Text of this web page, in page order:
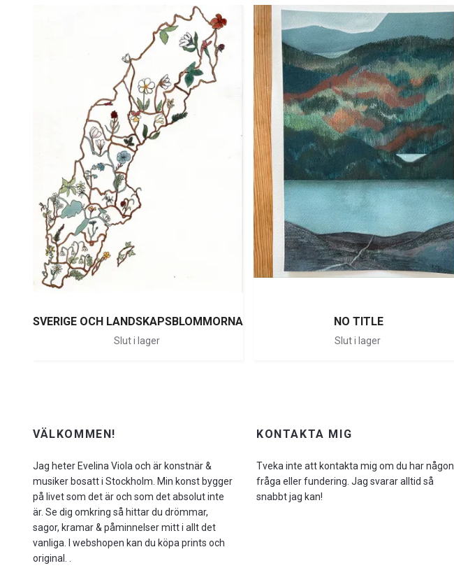
SVERIGE OCH LANDSKAPSBLOMMORNA
Slut i lager
NO TITLE
Slut i lager
VÄLKOMMEN!
Jag heter Evelina Viola och är konstnär &
musiker bosatt i Stockholm. Min konst bygger
på livet som det är och som det absolut inte
är. Se dig omkring så hittar du drömmar,
sagor, kramar & påminnelser mitt i allt det
vanliga. I webshopen kan du köpa prints och
original. .
KONTAKTA MIG
Tveka inte att kontakta mig om du har någon
fråga eller fundering. Jag svarar alltid så
snabbt jag kan!